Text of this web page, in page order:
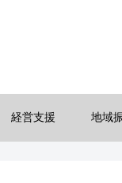
経営支援 地域